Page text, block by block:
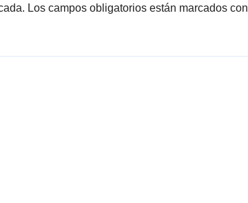
Los campos obligatorios están marcados con